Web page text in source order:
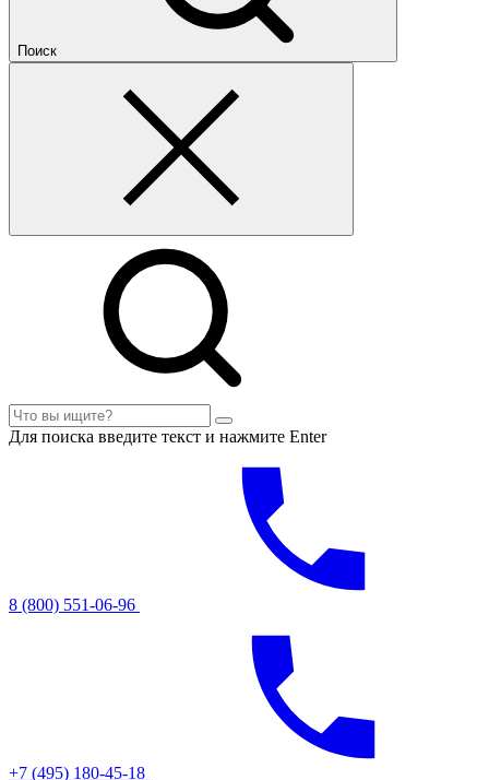
Поиск
Для поиска введите текст и нажмите Enter
8 (800) 551-06-96
+7 (495) 180-45-18